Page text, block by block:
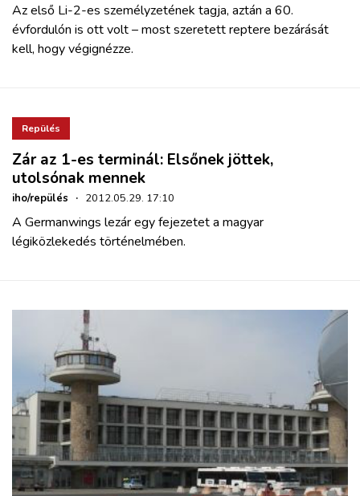
Az első Li-2-es személyzetének tagja, aztán a 60.
évfordulón is ott volt – most szeretett reptere bezárását
kell, hogy végignézze.
Repülés
Zár az 1-es terminál: Elsőnek jöttek,
utolsónak mennek
iho/repülés · 2012.05.29. 17:10
A Germanwings lezár egy fejezetet a magyar
légiközlekedés történelmében.